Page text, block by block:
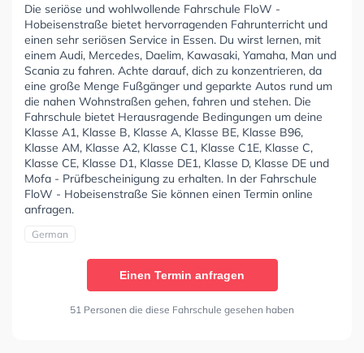
Die seriöse und wohlwollende Fahrschule FloW -
Hobeisenstraße bietet hervorragenden Fahrunterricht und
einen sehr seriösen Service in Essen. Du wirst lernen, mit
einem Audi, Mercedes, Daelim, Kawasaki, Yamaha, Man und
Scania zu fahren. Achte darauf, dich zu konzentrieren, da
eine große Menge Fußgänger und geparkte Autos rund um
die nahen Wohnstraßen gehen, fahren und stehen. Die
Fahrschule bietet Herausragende Bedingungen um deine
Klasse A1, Klasse B, Klasse A, Klasse BE, Klasse B96,
Klasse AM, Klasse A2, Klasse C1, Klasse C1E, Klasse C,
Klasse CE, Klasse D1, Klasse DE1, Klasse D, Klasse DE und
Mofa - Prüfbescheinigung zu erhalten. In der Fahrschule
FloW - Hobeisenstraße Sie können einen Termin online
anfragen.
German
Einen Termin anfragen
51 Personen die diese Fahrschule gesehen haben